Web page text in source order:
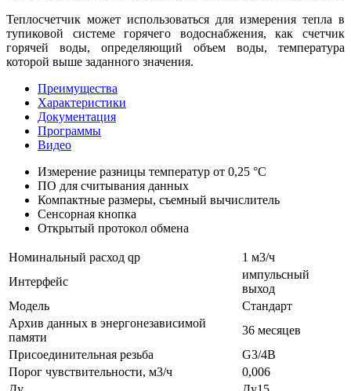
Теплосчетчик может использоваться для измерения тепла в
тупиковой системе горячего водоснабжения, как счетчик
горячей воды, определяющий объем воды, температура
которой выше заданного значения.
Преимущества
Характеристики
Документация
Программы
Видео
Измерение разницы температур от 0,25 °С
ПО для считывания данных
Компактные размеры, съемный вычислитель
Сенсорная кнопка
Открытый протокол обмена
Номинальный расход qp
1 м3/ч
Интерфейс
импульсный
выход
Модель
Стандарт
Архив данных в энергонезависимой
памяти
36 месяцев
Присоединительная резьба
G3/4B
Порог чувствительности, м3/ч
0,006